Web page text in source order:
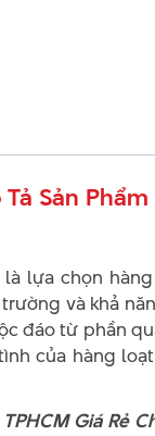
Tả Sản Phẩm
lựa chọn
và khả
đáo từ phần
của hàng
Giá Rẻ